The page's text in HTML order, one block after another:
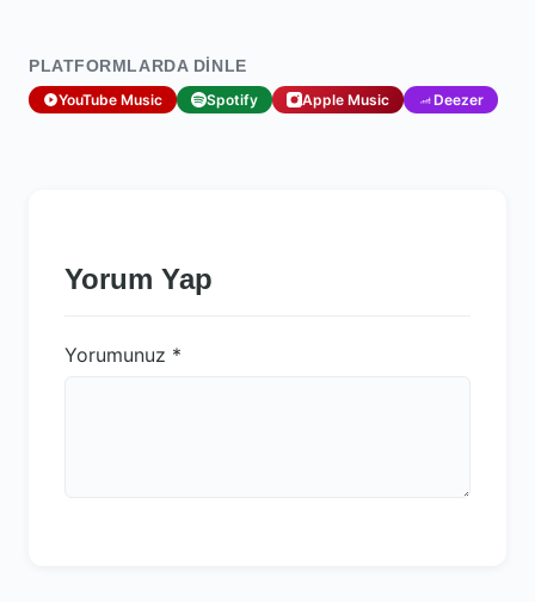
PLATFORMLARDA DINLE
YouTube Music Spotify Apple Music Deezer
Yorum Yap
Yorumunuz *